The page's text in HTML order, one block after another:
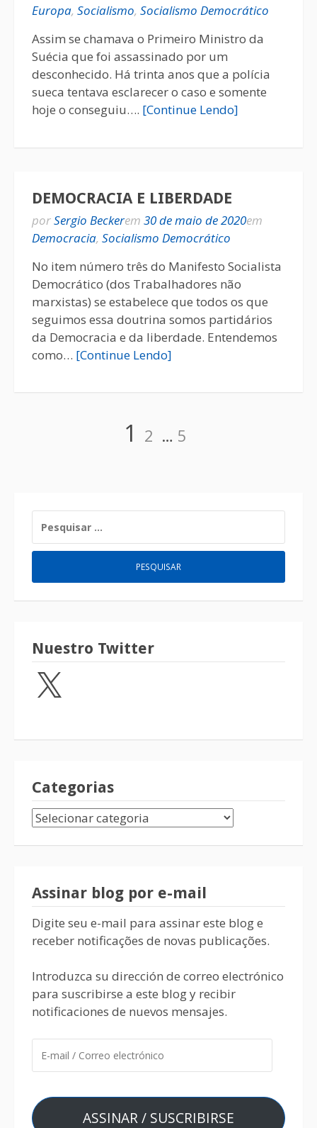
Europa, Socialismo, Socialismo Democrático
Assim se chamava o Primeiro Ministro da
Suécia que foi assassinado por um
desconhecido. Há trinta anos que a polícia
sueca tentava esclarecer o caso e somente
hoje o conseguiu…. [Continue Lendo]
DEMOCRACIA E LIBERDADE
porSergio Beckerem 30 de maio de 2020em
Democracia, Socialismo Democrático
No item número três do Manifesto Socialista
Democrático (dos Trabalhadores não
marxistas) se estabelece que todos os que
seguimos essa doutrina somos partidários
da Democracia e da liberdade. Entendemos
como… [Continue Lendo]
1 2 … 5
Nuestro Twitter
Categorias
Assinar blog por e-mail
Digite seu e-mail para assinar este blog e
receber notificações de novas publicações.
Introduzca su dirección de correo electrónico
para suscribirse a este blog y recibir
notificaciones de nuevos mensajes.
ASSINAR / SUSCRIBIRSE